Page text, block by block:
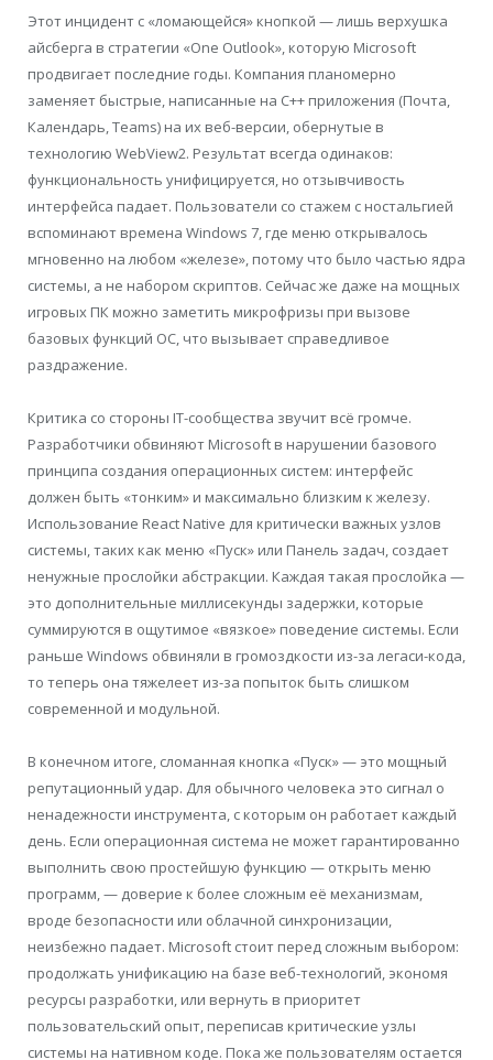
Этот инцидент с «ломающейся» кнопкой — лишь верхушка
айсберга в стратегии «One Outlook», которую Microsoft
продвигает последние годы. Компания планомерно
заменяет быстрые, написанные на C++ приложения (Почта,
Календарь, Teams) на их веб-версии, обернутые в
технологию WebView2. Результат всегда одинаков:
функциональность унифицируется, но отзывчивость
интерфейса падает. Пользователи со стажем с ностальгией
вспоминают времена Windows 7, где меню открывалось
мгновенно на любом «железе», потому что было частью ядра
системы, а не набором скриптов. Сейчас же даже на мощных
игровых ПК можно заметить микрофризы при вызове
базовых функций ОС, что вызывает справедливое
раздражение.
Критика со стороны IT-сообщества звучит всё громче.
Разработчики обвиняют Microsoft в нарушении базового
принципа создания операционных систем: интерфейс
должен быть «тонким» и максимально близким к железу.
Использование React Native для критически важных узлов
системы, таких как меню «Пуск» или Панель задач, создает
ненужные прослойки абстракции. Каждая такая прослойка —
это дополнительные миллисекунды задержки, которые
суммируются в ощутимое «вязкое» поведение системы. Если
раньше Windows обвиняли в громоздкости из-за легаси-кода,
то теперь она тяжелеет из-за попыток быть слишком
современной и модульной.
В конечном итоге, сломанная кнопка «Пуск» — это мощный
репутационный удар. Для обычного человека это сигнал о
ненадежности инструмента, с которым он работает каждый
день. Если операционная система не может гарантированно
выполнить свою простейшую функцию — открыть меню
программ, — доверие к более сложным её механизмам,
вроде безопасности или облачной синхронизации,
неизбежно падает. Microsoft стоит перед сложным выбором:
продолжать унификацию на базе веб-технологий, экономя
ресурсы разработки, или вернуть в приоритет
пользовательский опыт, переписав критические узлы
системы на нативном коде. Пока же пользователям остается